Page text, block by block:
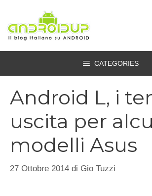
contenuto
CATEGORIES
Android L, i
uscita per
modelli Asus
27 Ottobre 2014 di Gio Tuzzi